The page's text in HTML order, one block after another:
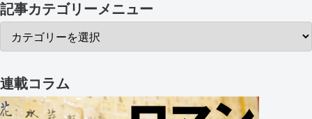
記事カテゴリーメニュー
連載コラム